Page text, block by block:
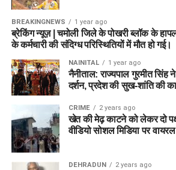
BREAKINGNEWS 1 year ago
ब्रेकिंग न्यूज़ | चमोली जिले के पोखरी ब्लॉक के
के कर्मचारी की संदिग्ध परिस्थितियों में मौत हो गई।
NAINITAL 1 year ago
नैनीताल: राज्यपाल गुरमीत सिंह
दर्शन, प्रदेश की सुख-शांति की
CRIME 2 years ago
खेत की मेढ़ काटने को लेकर दो
वीडियो सोशल मिडिया पर
DEHRADUN 2 years ago